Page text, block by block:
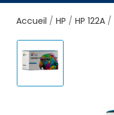
Accueil HP HP 122A